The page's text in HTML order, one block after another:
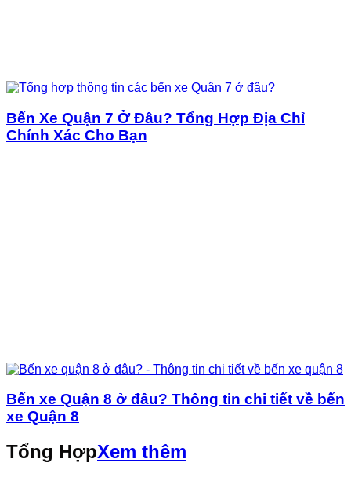
Bến Xe Quận 7 Ở Đâu? Tổng Hợp Địa Chỉ
Chính Xác Cho Bạn
Bến xe Quận 8 ở đâu? Thông tin chi tiết về bến
xe Quận 8
Tổng HợpXem thêm